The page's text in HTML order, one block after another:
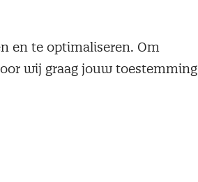
en te optimaliseren. Om
wij graag jouw toestemming